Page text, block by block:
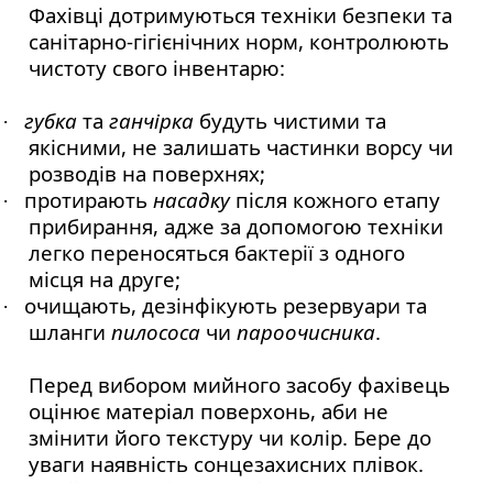
Фахівці дотримуються техніки безпеки та
санітарно-гігієнічних норм, контролюють
чистоту свого інвентарю:
· губка та ганчірка будуть чистими та
якісними, не залишать частинки ворсу чи
розводів на поверхнях;
· протирають насадкупісля кожного етапу
прибирання, адже за допомогою техніки
легко переносяться бактерії з одного
місця на друге;
·
очищають, дезінфікують резервуари та
шланги пилососа чи пароочисника.
Перед вибором мийного засобу фахівець
оцінює матеріал поверхонь, аби не
змінити його текстуру чи колір. Бере до
уваги наявність сонцезахисних плівок.